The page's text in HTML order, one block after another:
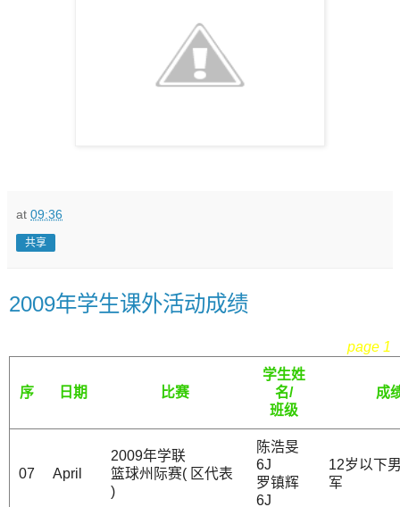
at 09:36
共享
2009年学生课外活动成绩
page 1
序 日期 比赛
学生姓
名/
班级
成
07 April
2009年学联
篮球州际赛( 区代表
)
陈浩旻
6J
罗镇辉
6J
12岁以下
军